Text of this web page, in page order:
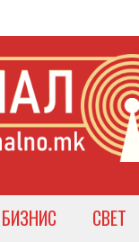
БИЗНИС СВЕТ